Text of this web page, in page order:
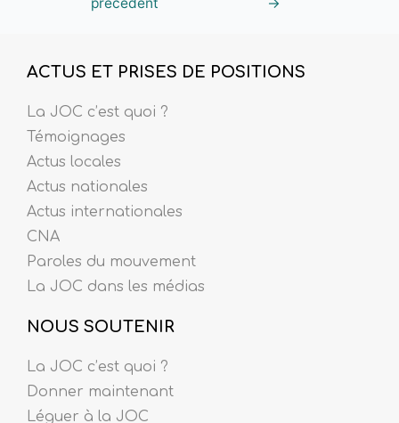
ACTUS ET PRISES DE POSITIONS
La JOC c’est quoi ?
Témoignages
Actus locales
Actus nationales
Actus internationales
CNA
Paroles du mouvement
La JOC dans les médias
NOUS SOUTENIR
La JOC c’est quoi ?
Donner maintenant
Léguer à la JOC